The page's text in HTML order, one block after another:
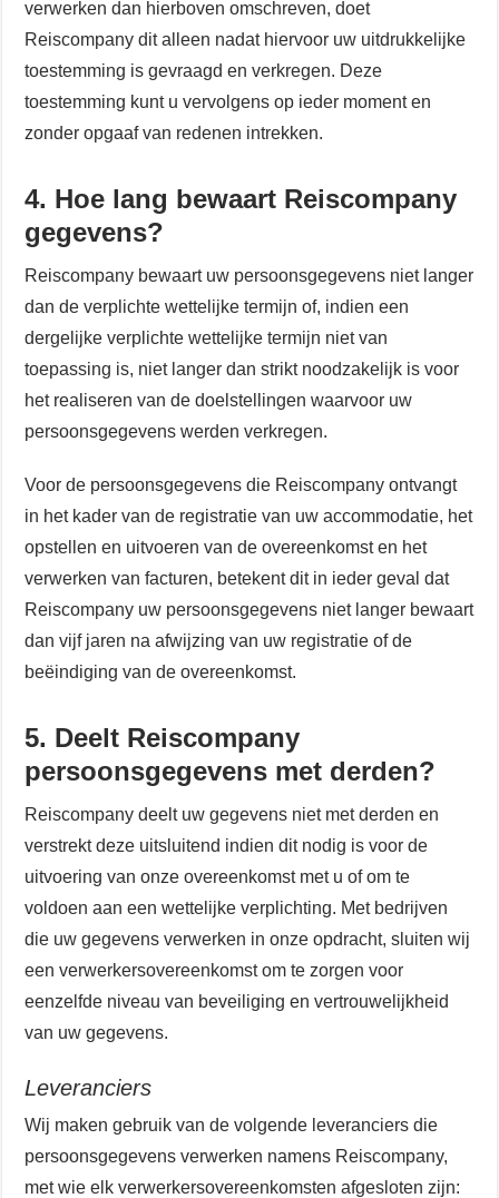
verwerken dan hierboven omschreven, doet
Reiscompany dit alleen nadat hiervoor uw uitdrukkelijke
toestemming is gevraagd en verkregen. Deze
toestemming kunt u vervolgens op ieder moment en
zonder opgaaf van redenen intrekken.
4. Hoe lang bewaart Reiscompany
gegevens?
Reiscompany bewaart uw persoonsgegevens niet langer
dan de verplichte wettelijke termijn of, indien een
dergelijke verplichte wettelijke termijn niet van
toepassing is, niet langer dan strikt noodzakelijk is voor
het realiseren van de doelstellingen waarvoor uw
persoonsgegevens werden verkregen.
Voor de persoonsgegevens die Reiscompany ontvangt
in het kader van de registratie van uw accommodatie, het
opstellen en uitvoeren van de overeenkomst en het
verwerken van facturen, betekent dit in ieder geval dat
Reiscompany uw persoonsgegevens niet langer bewaart
dan vijf jaren na afwijzing van uw registratie of de
beëindiging van de overeenkomst.
5. Deelt Reiscompany
persoonsgegevens met derden?
Reiscompany deelt uw gegevens niet met derden en
verstrekt deze uitsluitend indien dit nodig is voor de
uitvoering van onze overeenkomst met u of om te
voldoen aan een wettelijke verplichting. Met bedrijven
die uw gegevens verwerken in onze opdracht, sluiten wij
een verwerkersovereenkomst om te zorgen voor
eenzelfde niveau van beveiliging en vertrouwelijkheid
van uw gegevens.
Leveranciers
Wij maken gebruik van de volgende leveranciers die
persoonsgegevens verwerken namens Reiscompany,
met wie elk verwerkersovereenkomsten afgesloten zijn: